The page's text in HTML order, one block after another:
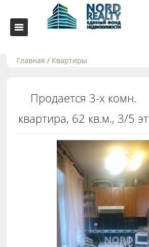
Главная / Квартиры
Продается 3-х комн.
квартира, 62 кв.м., 3/5 эт